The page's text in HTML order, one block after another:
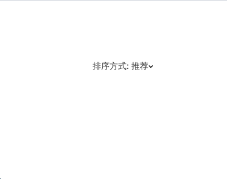
排序方式: 推荐